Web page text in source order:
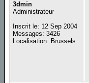
3dmin
Administrateur
Inscrit le: 12 Sep 2004
Messages: 3426
Localisation: Brussels